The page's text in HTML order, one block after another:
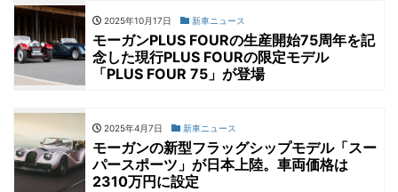
2025年10月17日 新車ニュース
モーガンPLUS FOURの生産開始75周年を記
念した現行PLUS FOURの限定モデル
「PLUS FOUR 75」が登場
2025年4月7日 新車ニュース
モーガンの新型フラッグシップモデル「スー
パースポーツ」が日本上陸。車両価格は
2310万円に設定